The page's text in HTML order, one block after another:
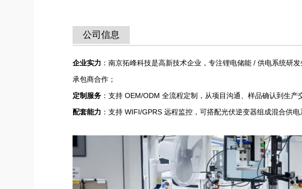
公司信息
企业实力 ：南京拓峰科技是高新技术企业，专注锂电储能 / 供电系统研
承包商合作；
定制服务 ：支持 OEM/ODM 全流程定制，从项目沟通、样品确认到生产
配套能力 ：支持 WIFI/GPRS 远程监控，可搭配光伏逆变器组成混合供电